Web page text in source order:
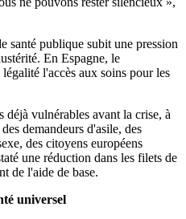
santé publique subit une pression
En Espagne, le
l'accès aux soins pour les
déjà vulnérables avant la crise, à
demandeurs d'asile, des
des citoyens européens
une réduction dans les filets de
de l'aide de base.
universel